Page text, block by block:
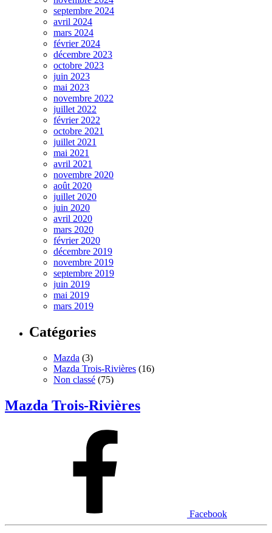
septembre 2024
avril 2024
mars 2024
février 2024
décembre 2023
octobre 2023
juin 2023
mai 2023
novembre 2022
juillet 2022
février 2022
octobre 2021
juillet 2021
mai 2021
avril 2021
novembre 2020
août 2020
juillet 2020
juin 2020
avril 2020
mars 2020
février 2020
décembre 2019
novembre 2019
septembre 2019
juin 2019
mai 2019
mars 2019
Catégories
Mazda (3)
Mazda Trois-Rivières (16)
Non classé (75)
Mazda Trois-Rivières
Facebook